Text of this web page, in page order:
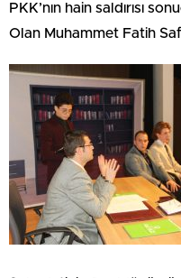
PKK’nın hain saldırısı
Olan Muhammet Fatih